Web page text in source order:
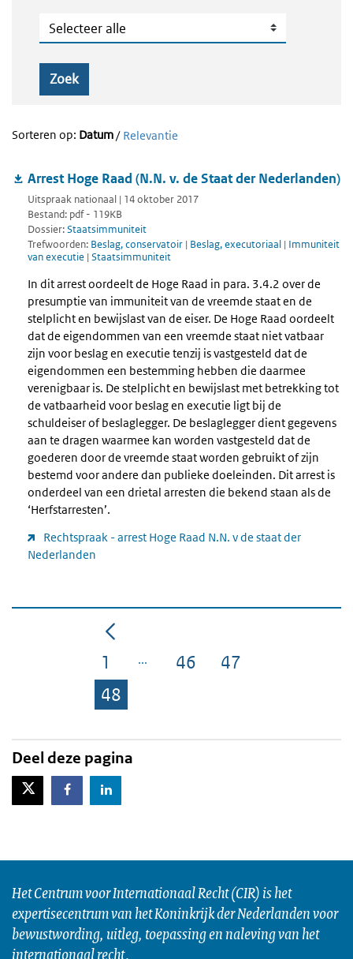
Geografie
Zoek
Sorteren op: Datum/ Relevantie
Arrest Hoge Raad (N.N. v. de Staat der Nederlanden)
Uitspraak nationaal | 14 oktober 2017
Bestand: pdf - 119KB
Dossier:Staatsimmuniteit
Trefwoorden: Beslag, conservatoir | Beslag, executoriaal | Immuniteit
van executie | Staatsimmuniteit
In dit arrest oordeelt de Hoge Raad in para. 3.4.2 over de
presumptie van immuniteit van de vreemde staat en de
stelplicht en bewijslast van de eiser. De Hoge Raad oordeelt
dat de eigendommen van een vreemde staat niet vatbaar
zijn voor beslag en executie tenzij is vastgesteld dat de
eigendommen een bestemming hebben die daarmee
verenigbaar is. De stelplicht en bewijslast met betrekking tot
de vatbaarheid voor beslag en executie ligt bij de
schuldeiser of beslaglegger. De beslaglegger dient gegevens
aan te dragen waarmee kan worden vastgesteld dat de
goederen door de vreemde staat worden gebruikt of zijn
bestemd voor andere dan publieke doeleinden. Dit arrest is
onderdeel van een drietal arresten die bekend staan als de
‘Herfstarresten’.
Rechtspraak - arrest Hoge Raad N.N. v de staat der
Nederlanden
Pagina
1 Pagina
46 Pagina
47
Pagina
48
Deel deze pagina
X-TwitterFacebookLinkedIn
Het Centrum voor Internationaal Recht (CIR) is het
expertisecentrum van het Koninkrijk der Nederlanden voor
bewustwording, uitleg, toepassing en naleving van het
internationaal recht.